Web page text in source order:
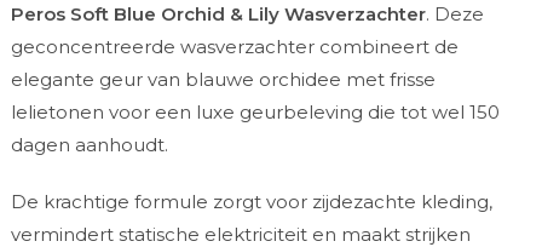
Peros Soft Blue Orchid & Lily Wasverzachter. Deze
geconcentreerde wasverzachter combineert de
elegante geur van blauwe orchidee met frisse
lelietonen voor een luxe geurbeleving die tot wel 150
dagen aanhoudt.
De krachtige formule zorgt voor zijdezachte kleding,
vermindert statische elektriciteit en maakt strijken